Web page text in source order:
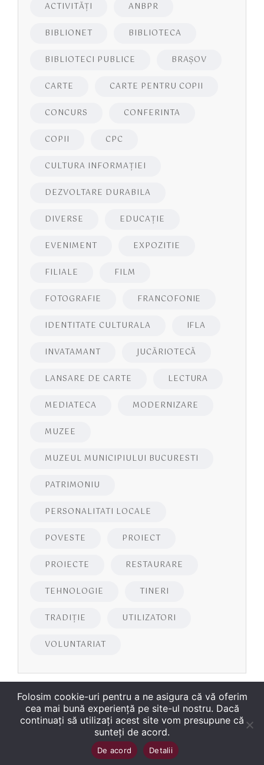
ACTIVITĂŢI ANBPR
BIBLIONET BIBLIOTECA
BIBLIOTECI PUBLICE BRAŞOV
CARTE CARTE PENTRU COPII
CONCURS CONFERINTA
COPII CPC
CULTURA INFORMAŢIEI
DEZVOLTARE DURABILA
DIVERSE EDUCAŢIE
EVENIMENT EXPOZITIE
FILIALE FILM
FOTOGRAFIE FRANCOFONIE
IDENTITATE CULTURALA IFLA
INVATAMANT JUCĂRIOTECĂ
LANSARE DE CARTE LECTURA
MEDIATECA MODERNIZARE
MUZEE
MUZEUL MUNICIPIULUI BUCURESTI
PATRIMONIU
PERSONALITATI LOCALE
POVESTE PROIECT
PROIECTE RESTAURARE
TEHNOLOGIE TINERI
TRADIȚIE UTILIZATORI
VOLUNTARIAT
2026Biblioteca Județeană
Folosim cookie-uri pentru a ne asigura că vă oferim
cea mai bună experiență pe site-ul nostru. Dacă
continuați să utilizați acest site vom presupune că
sunteți de acord.
De acord Detalii